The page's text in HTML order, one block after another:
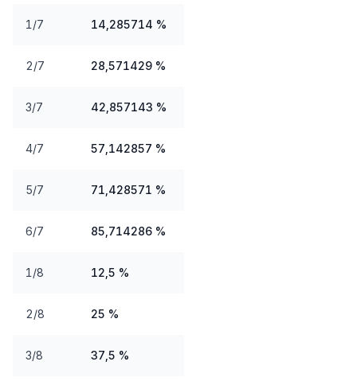
1/7 14,285714 %
2/7 28,571429 %
3/7 42,857143 %
4/7 57,142857 %
5/7 71,428571 %
6/7 85,714286 %
1/8 12,5 %
2/8 25 %
3/8 37,5 %